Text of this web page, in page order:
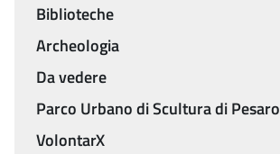
Biblioteche
Archeologia
Da vedere
Parco Urbano di Scultura di Pesaro
VolontarX